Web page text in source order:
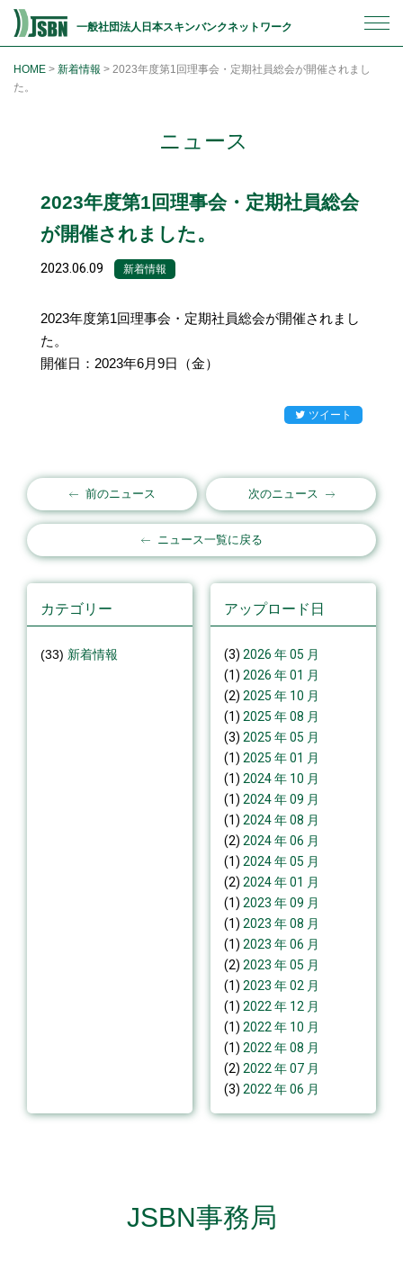
一般社団法人日本スキンバンクネットワーク
HOME > 新着情報 > 2023年度第1回理事会・定期社員総会が開催されまし
た。
ニュース
2023年度第1回理事会・定期社員総会
が開催されました。
2023.06.09 新着情報
2023年度第1回理事会・定期社員総会が開催されまし
た。
開催日：2023年6月9日（金）
ツイート
前のニュース 次のニュース
ニュース一覧に戻る
カテゴリー
(33) 新着情報
アップロード日
(3) 2026 年 05 月
(1) 2026 年 01 月
(2) 2025 年 10 月
(1) 2025 年 08 月
(3) 2025 年 05 月
(1) 2025 年 01 月
(1) 2024 年 10 月
(1) 2024 年 09 月
(1) 2024 年 08 月
(2) 2024 年 06 月
(1) 2024 年 05 月
(2) 2024 年 01 月
(1) 2023 年 09 月
(1) 2023 年 08 月
(1) 2023 年 06 月
(2) 2023 年 05 月
(1) 2023 年 02 月
(1) 2022 年 12 月
(1) 2022 年 10 月
(1) 2022 年 08 月
(2) 2022 年 07 月
(3) 2022 年 06 月
JSBN事務局